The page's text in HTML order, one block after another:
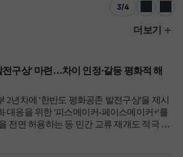
3/4
이전 다음